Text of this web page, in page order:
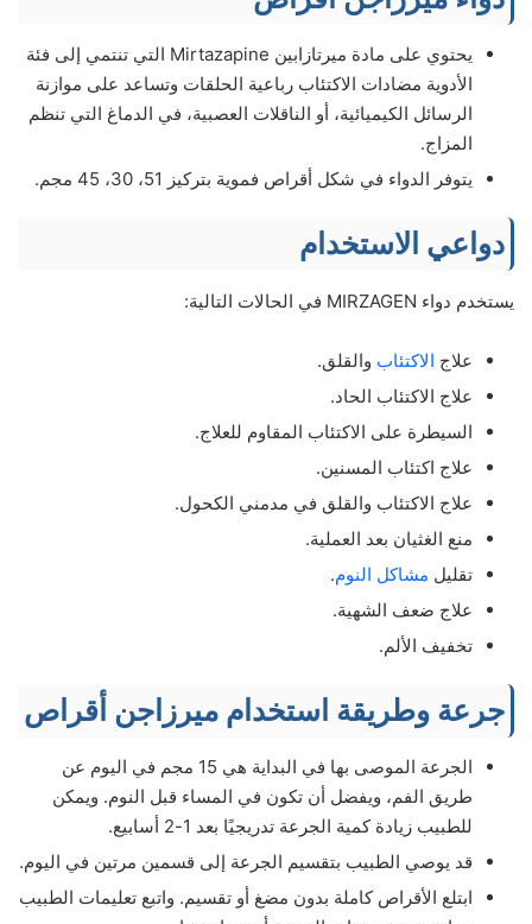
يحتوي على مادة ميرتازابين Mirtazapine التي تنتمي إلى فئة
الأدوية مضادات الاكتئاب رباعية الحلقات وتساعد على موازنة
الرسائل الكيميائية، أو الناقلات العصبية، في الدماغ التي تنظم
المزاج.
يتوفر الدواء في شكل أقراص فموية بتركيز 51، 30، 45 مجم.
دواعي الاستخدام
يستخدم دواء MIRZAGEN في الحالات التالية:
علاج الاكتئاب والقلق.
علاج الاكتئاب الحاد.
السيطرة على الاكتئاب المقاوم للعلاج.
علاج اكتئاب المسنين.
علاج الاكتئاب والقلق في مدمني الكحول.
منع الغثيان بعد العملية.
تقليل مشاكل النوم.
علاج ضعف الشهية.
تخفيف الألم.
جرعة وطريقة استخدام ميرزاجن أقراص
الجرعة الموصى بها في البداية هي 15 مجم في اليوم عن
طريق الفم، ويفضل أن تكون في المساء قبل النوم. ويمكن
للطبيب زيادة كمية الجرعة تدريجيًا بعد 1-2 أسابيع.
قد يوصي الطبيب بتقسيم الجرعة إلى قسمين مرتين في اليوم.
ابتلع الأقراص كاملة بدون مضغ أو تقسيم. واتبع تعليمات الطبيب